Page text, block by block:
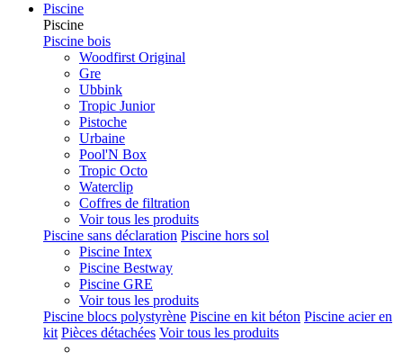
Piscine
Piscine
Piscine bois
Woodfirst Original
Gre
Ubbink
Tropic Junior
Pistoche
Urbaine
Pool'N Box
Tropic Octo
Waterclip
Coffres de filtration
Voir tous les produits
Piscine sans déclaration Piscine hors sol
Piscine Intex
Piscine Bestway
Piscine GRE
Voir tous les produits
Piscine blocs polystyrène Piscine en kit béton Piscine acier en
kit Pièces détachées Voir tous les produits